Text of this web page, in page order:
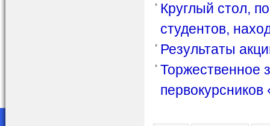
Круглый стол,
студентов,
Результаты
Торжественное